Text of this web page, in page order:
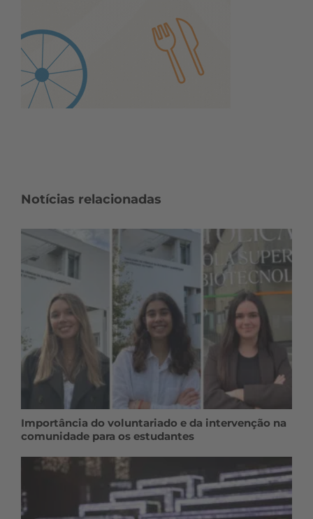
Notícias relacionadas
Importância do voluntariado e da intervenção na
comunidade para os estudantes